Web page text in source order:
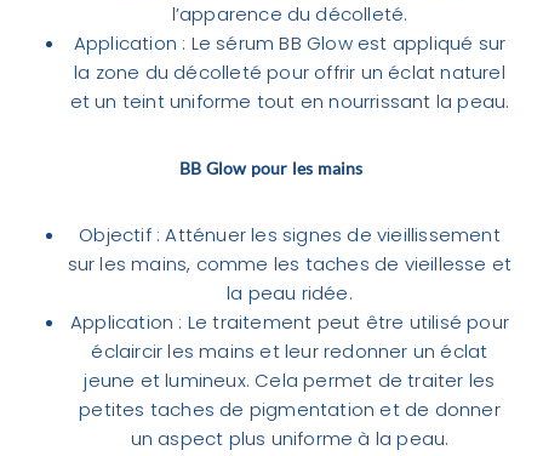
l’apparence du décolleté.
Application : Le sérum BB Glow est appliqué sur
la zone du décolleté pour offrir un éclat naturel
et un teint uniforme tout en nourrissant la peau.
BB Glow pour les mains
Objectif : Atténuer les signes de vieillissement
sur les mains, comme les taches de vieillesse et
la peau ridée.
Application : Le traitement peut être utilisé pour
éclaircir les mains et leur redonner un éclat
jeune et lumineux. Cela permet de traiter les
petites taches de pigmentation et de donner
un aspect plus uniforme à la peau.